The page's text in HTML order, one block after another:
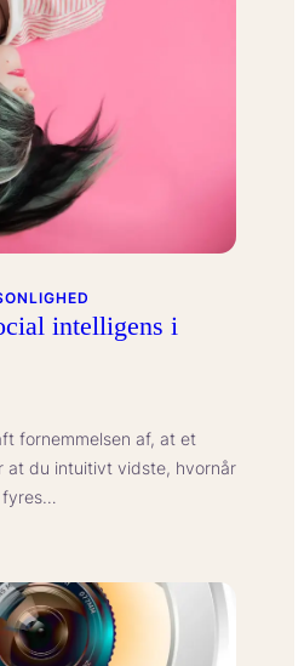
intelligens i
fornemmelsen af, at et
at du intuitivt vidste, hvornår
fyres…